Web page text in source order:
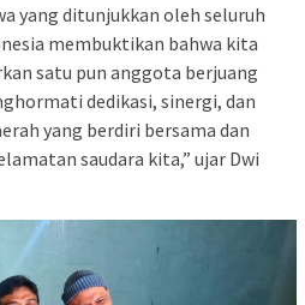
yang ditunjukkan oleh seluruh
membuktikan bahwa kita
satu pun anggota berjuang
dedikasi, sinergi, dan
yang berdiri bersama dan
saudara kita,” ujar Dwi